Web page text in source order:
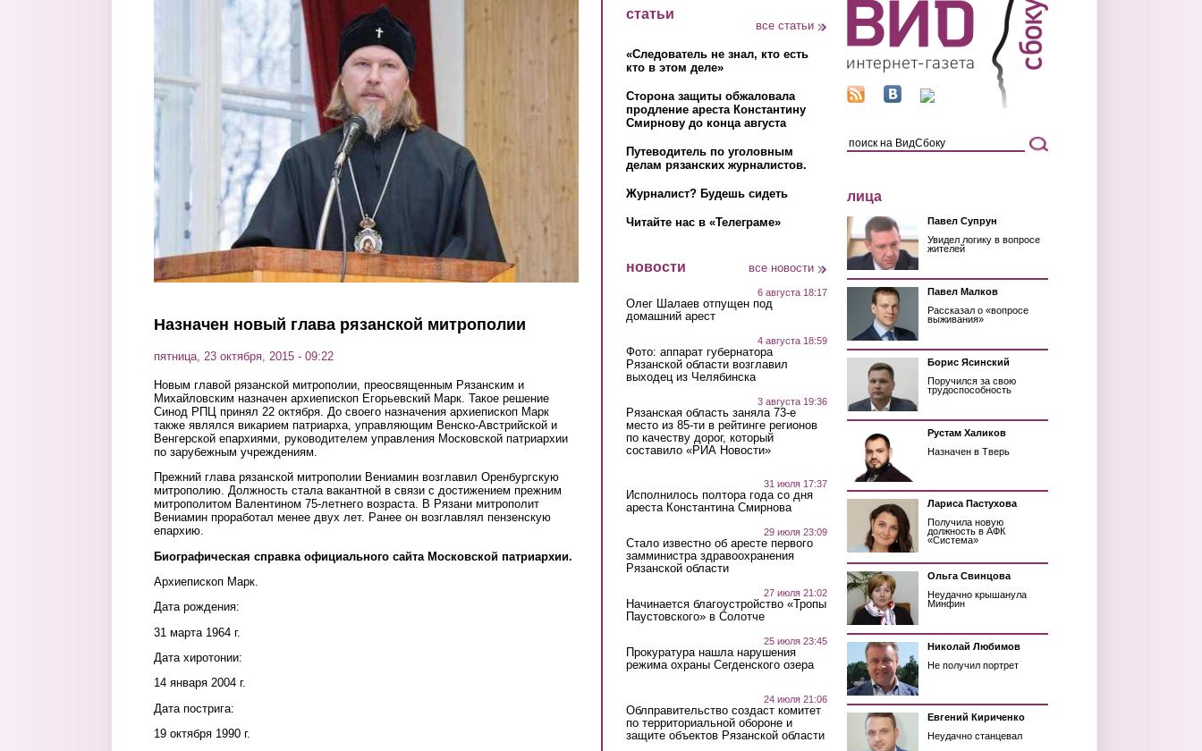
Назначен новый глава рязанской митрополии
пятница, 23 октября, 2015 - 09:22
Новым главой рязанской митрополии, преосвященным Рязанским и
Михайловским назначен архиепископ Егорьевский Марк. Такое решение
Синод РПЦ принял 22 октября. До своего назначения архиепископ Марк
также являлся викарием патриарха, управляющим Венско-Австрийской и
Венгерской епархиями, руководителем управления Московской патриархии
по зарубежным учреждениям.
Прежний глава рязанской митрополии Вениамин возглавил Оренбургскую
митрополию. Должность стала вакантной в связи с достижением прежним
митрополитом Валентином 75-летнего возраста. В Рязани митрополит
Вениамин проработал менее двух лет. Ранее он возглавлял пензенскую
епархию.
Биографическая справка официального сайта Московской патриархии.
Архиепископ Марк.
Дата рождения:
31 марта 1964 г.
Дата хиротонии:
14 января 2004 г.
Дата пострига:
19 октября 1990 г.
статьи
все статьи
«Следователь не знал, кто есть
кто в этом деле»
Сторона защиты обжаловала
продление ареста Константину
Смирнову до конца августа
Путеводитель по уголовным
делам рязанских журналистов.
Журналист? Будешь сидеть
Читайте нас в «Телеграме»
новости все новости
6 августа 18:17
Олег Шалаев отпущен под
домашний арест
4 августа 18:59
Фото: аппарат губернатора
Рязанской области возглавил
выходец из Челябинска
3 августа 19:36
Рязанская область заняла 73-е
место из 85-ти в рейтинге регионов
по качеству дорог, который
составило «РИА Новости»
31 июля 17:37
Исполнилось полтора года со дня
ареста Константина Смирнова
29 июля 23:09
Стало известно об аресте первого
замминистра здравоохранения
Рязанской области
27 июля 21:02
Начинается благоустройство «Тропы
Паустовского» в Солотче
25 июля 23:45
Прокуратура нашла нарушения
режима охраны Сегденского озера
24 июля 21:06
Облправительство создаст комитет
по территориальной обороне и
защите объектов Рязанской области
лица
Павел Супрун
Увидел логику в вопросе
жителей
Павел Малков
Рассказал о «вопросе
выживания»
Борис Ясинский
Поручился за свою
трудоспособность
Рустам Халиков
Назначен в Тверь
Лариса Пастухова
Получила новую
должность в АФК
«Система»
Ольга Свинцова
Неудачно крышанула
Минфин
Николай Любимов
Не получил портрет
Евгений Кириченко
Неудачно станцевал